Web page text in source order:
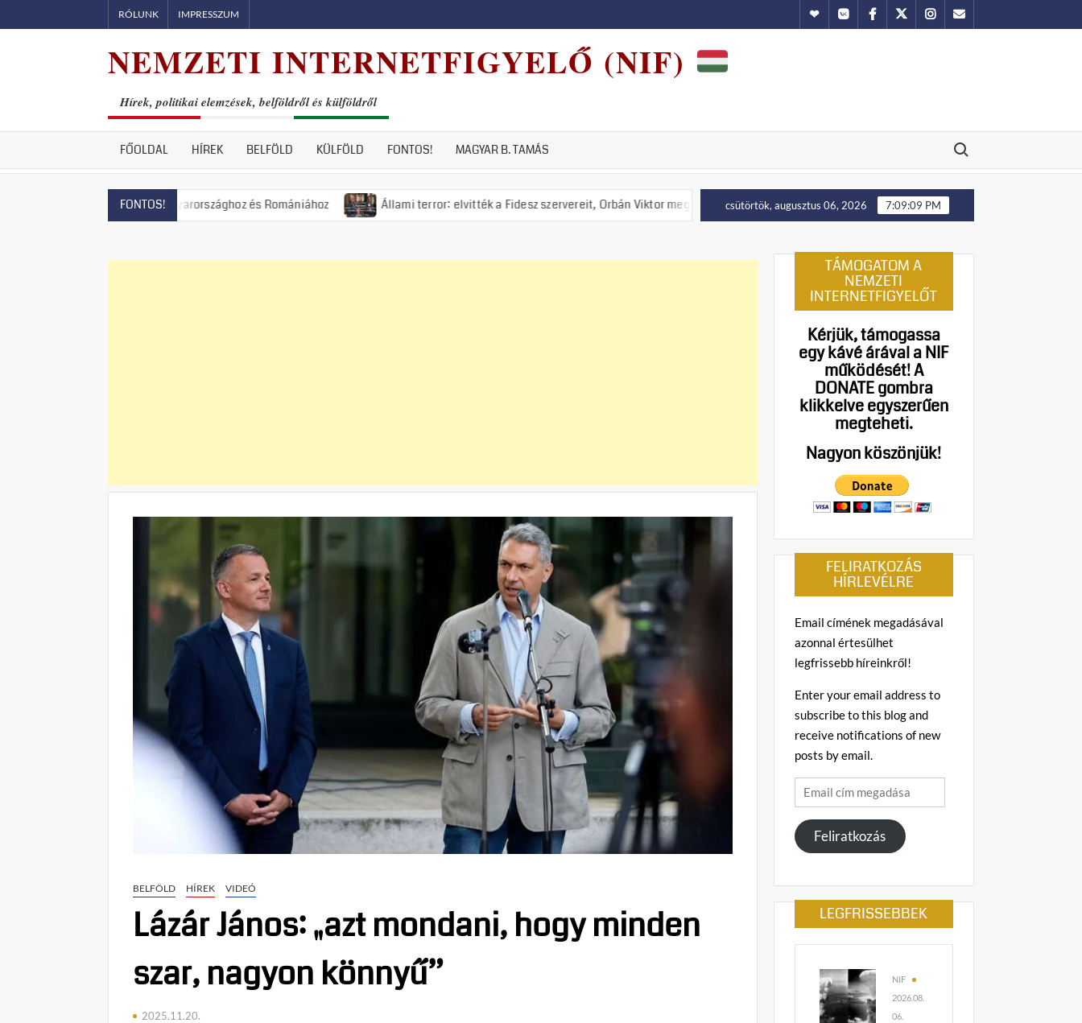
to
RÓLUNK IMPRESSZUM HundubVkontakte
Facebook
TwitterInstagram
Email
NEMZETI INTERNETFIGYELŐ (NIF)
Hírek, politikai elemzések, belföldről és külföldről
FŐOLDAL HÍREK BELFÖLD KÜLFÖLD FONTOS! MAGYAR B. TAMÁS
Search for:
FONTOS!
Magyarországhoz és Romániához Állami terror: elvitték a Fidesz szervereit, Orbán Viktor meghirdette a nemzeti ellenállást! Manny Pacquiao és tíz abortusztúlélő üzenete a
csütörtök, augusztus 06, 2026 7:09:10 PM
BELFÖLD HÍREK VIDEÓ
Lázár János: „azt mondani, hogy minden
szar, nagyon könnyű”
2025.11.20.
TÁMOGATOM A
NEMZETI
INTERNETFIGYELŐT
Kérjük, támogassa
egy kávé árával a NIF
működését!A
DONATE gombra
klikkelve egyszerűen
megteheti.
Nagyon köszönjük!
FELIRATKOZÁS
HÍRLEVÉLRE
Email címének megadásával
azonnal értesülhet
legfrissebb híreinkről!
Enter your email address to
subscribe to this blog and
receive notifications of new
posts by email.
Email
cím
megadása
Feliratkozás
LEGFRISSEBBEK
NIF
2026.08.
06.